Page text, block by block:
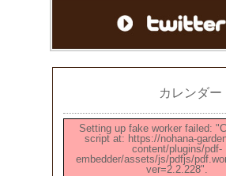
カレンダー
Setting up fake worker failed:
script at: https://nohana-
content/plugins/pdf-
embedder/assets/js/pdfjs/
ver=2.2.228".